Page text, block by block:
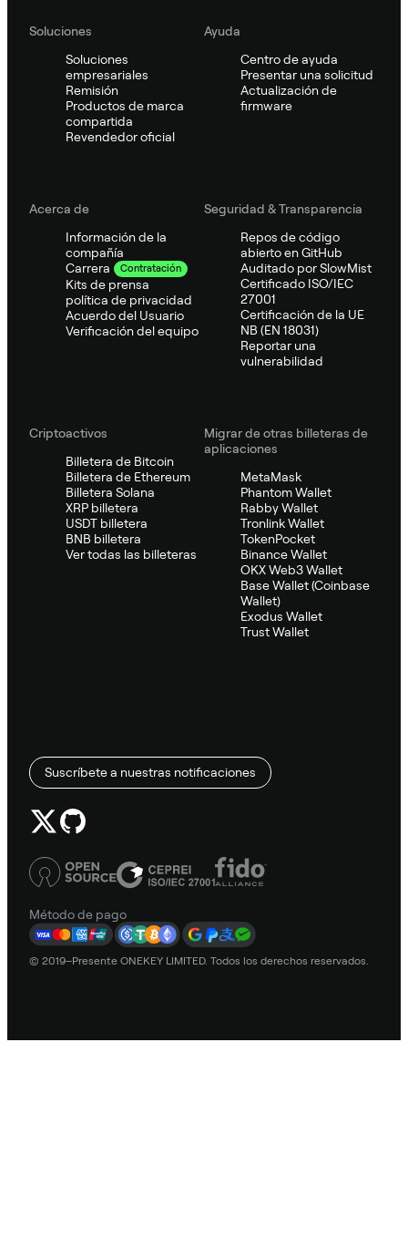
Soluciones
Soluciones
empresariales
Remisión
Productos de marca
compartida
Revendedor oficial
Ayuda
Centro de ayuda
Presentar una solicitud
Actualización de
firmware
Acerca de
Información de la
compañía
Carrera
Contratación
Kits de prensa
política de privacidad
Acuerdo del Usuario
Verificación del equipo
Seguridad & Transparencia
Repos de código
abierto en GitHub
Auditado por SlowMist
Certificado ISO/IEC
27001
Certificación de la UE
NB (EN 18031)
Reportar una
vulnerabilidad
Criptoactivos
Billetera de Bitcoin
Billetera de Ethereum
Billetera Solana
XRP billetera
USDT billetera
BNB billetera
Ver todas las billeteras
Migrar de otras billeteras de
aplicaciones
MetaMask
Phantom Wallet
Rabby Wallet
Tronlink Wallet
TokenPocket
Binance Wallet
OKX Web3 Wallet
Base Wallet (Coinbase
Wallet)
Exodus Wallet
Trust Wallet
Suscríbete a nuestras notificaciones
Método de pago
© 2019–Presente ONEKEY LIMITED. Todos los derechos reservados.